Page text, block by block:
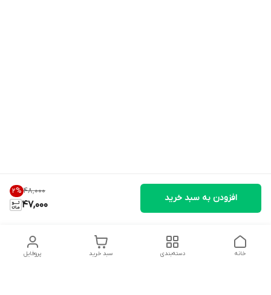
۴۸٬۰۰۰ 2%
47,000
افزودن به سبد خرید
پروفایل سبد خرید دسته‌بندی خانه